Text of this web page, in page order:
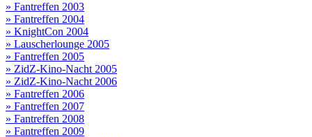
» Fantreffen 2003
» Fantreffen 2004
» KnightCon 2004
» Lauscherlounge 2005
» Fantreffen 2005
» ZidZ-Kino-Nacht 2005
» ZidZ-Kino-Nacht 2006
» Fantreffen 2006
» Fantreffen 2007
» Fantreffen 2008
» Fantreffen 2009